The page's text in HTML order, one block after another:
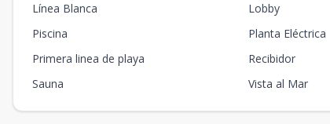
Línea Blanca
Lobby
Piscina
Planta Eléctrica
Primera linea de playa
Recibidor
Sauna
Vista al Mar